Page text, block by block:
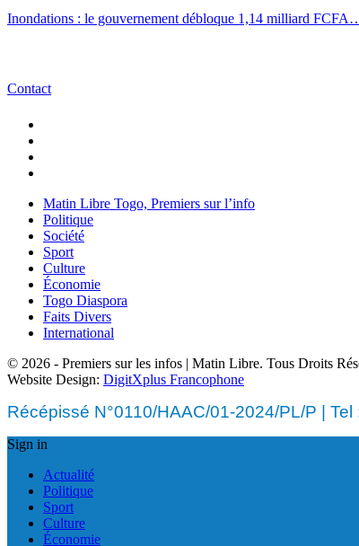
Inondations : le gouvernement débloque 1,14 milliard
Contact
Matin Libre Togo, Premiers sur l’info
Politique
Société
Sport
Culture
Économie
Togo Diaspora
Faits Divers
International
© 2026 - Premiers sur les infos | Matin Libre. Tous Droits
Website Design: DigitXplus Francophone
Récépissé N°0110/HAAC/01-2024/PL/P |
Sign in
Actualité
Politique
Sport
Culture
Économie